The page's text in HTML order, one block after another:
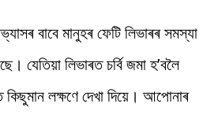
বাবে মানুহৰ ফেটি লিভাৰৰ সমস্যা
যেতিয়া লিভাৰত চৰ্বি জমা হ’বলৈ
লক্ষণে দেখা দিয়ে। আপোনাৰ